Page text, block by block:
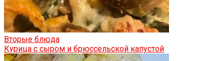
Вторые блюда
Курица с сыром и брюссельской капустой